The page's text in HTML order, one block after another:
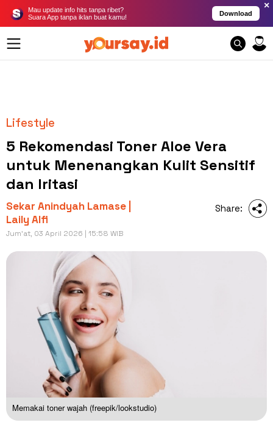
Mau update info hits tanpa ribet?
Suara App tanpa iklan buat kamu!
Download
×
Lifestyle
5 Rekomendasi Toner Aloe Vera
untuk Menenangkan Kulit Sensitif
dan Iritasi
Sekar Anindyah Lamase |
Laily Alfi
Jum'at, 03 April 2026 | 15:58 WIB
Share:
Memakai toner wajah (freepik/lookstudio)